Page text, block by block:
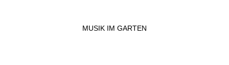
MUSIK IM GARTEN